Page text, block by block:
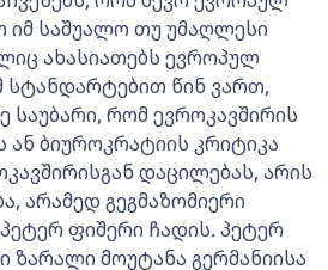
იმ საშუალო თუ უმაღლესი
ახასიათებს ევროპულ
სტანდარტებით წინ ვართ,
საუბარი, რომ ევროკავშირის
ან ბიუროკრატიის კრიტიკა
დაცილებას, არის
არამედ გეგმაზომიერი
ფიშერი ჩადის. პეტერ
ზარალი მოუტანა გერმანიისა